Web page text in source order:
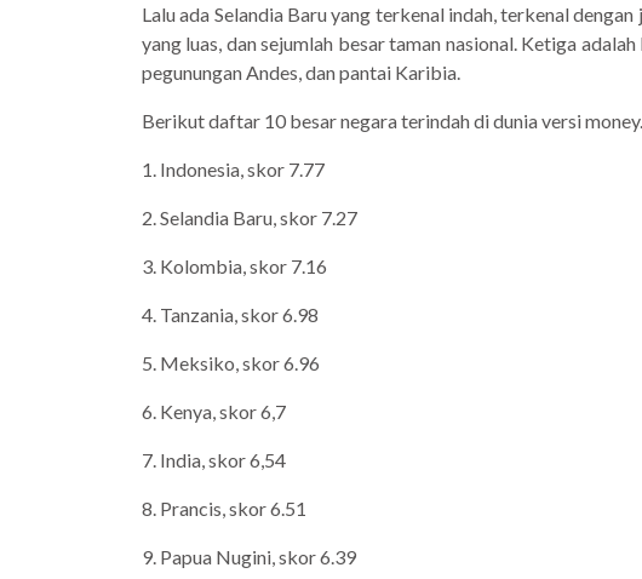
Lalu ada Selandia Baru yang terkenal indah, terkenal
yang luas, dan sejumlah besar taman nasional. Ketiga
pegunungan Andes, dan pantai Karibia.
Berikut daftar 10 besar negara terindah di dunia versi
1. Indonesia, skor 7.77
2. Selandia Baru, skor 7.27
3. Kolombia, skor 7.16
4. Tanzania, skor 6.98
5. Meksiko, skor 6.96
6. Kenya, skor 6,7
7. India, skor 6,54
8. Prancis, skor 6.51
9. Papua Nugini, skor 6.39